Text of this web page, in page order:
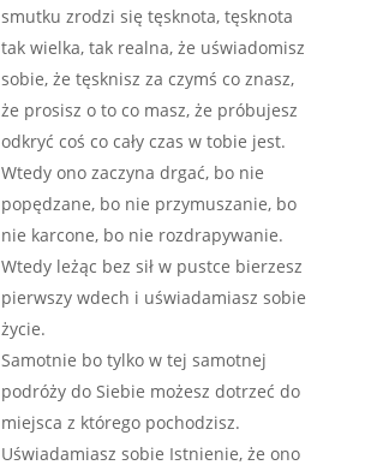
smutku zrodzi się tęsknota, tęsknota
tak wielka, tak realna, że uświadomisz
sobie, że tęsknisz za czymś co znasz,
że prosisz o to co masz, że próbujesz
odkryć coś co cały czas w tobie jest.
Wtedy ono zaczyna drgać, bo nie
popędzane, bo nie przymuszanie, bo
nie karcone, bo nie rozdrapywanie.
Wtedy leżąc bez sił w pustce bierzesz
pierwszy wdech i uświadamiasz sobie
życie.
Samotnie bo tylko w tej samotnej
podróży do Siebie możesz dotrzeć do
miejsca z którego pochodzisz.
Uświadamiasz sobie Istnienie, że ono